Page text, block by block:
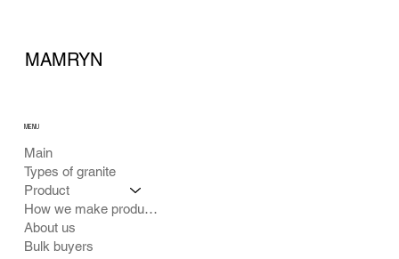
MAMRYN
Main
Types of granite
Product
How we make products
About us
Bulk buyers
MENU